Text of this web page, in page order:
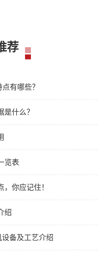
荐
有哪些？
什么？
览表
你应记住！
绍
设备及工艺介绍